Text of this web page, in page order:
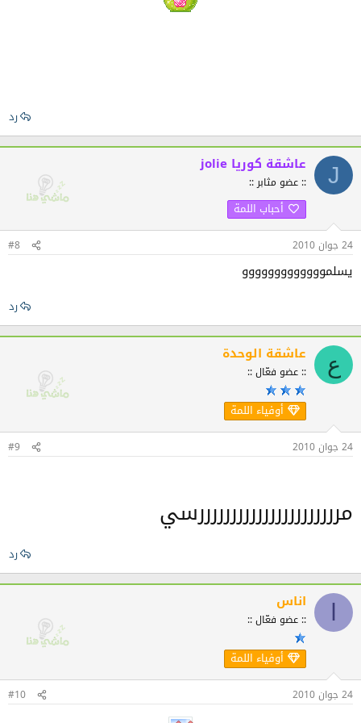
رد
J jolie عاشقة كوريا
:: عضو مثابر ::
أحباب اللمة
24 جوان 2010 #8
يسلمووووووووووووو
رد
ع عاشقة الوحدة
:: عضو فعّال ::
أوفياء اللمة
24 جوان 2010 #9
مررررررررررررررررررررررسي
رد
اناس
:: عضو فعّال ::
أوفياء اللمة
24 جوان 2010 #10